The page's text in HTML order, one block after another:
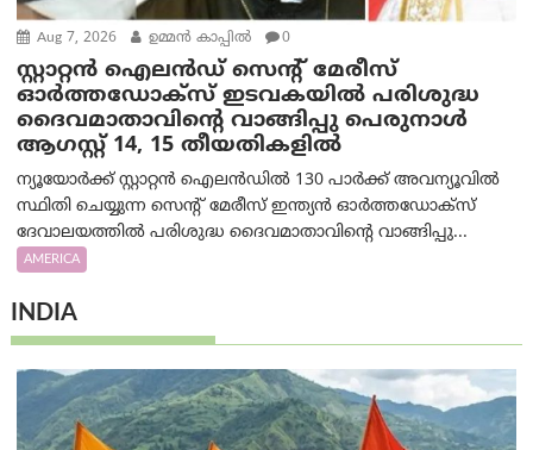
Aug 7, 2026 ഉമ്മന്‍ കാപ്പില്‍ 0
സ്റ്റാറ്റൻ ഐലൻഡ് സെന്റ് മേരീസ്
ഓർത്തഡോക്സ് ഇടവകയിൽ പരിശുദ്ധ
ദൈവമാതാവിന്റെ വാങ്ങിപ്പു പെരുനാൾ
ആഗസ്റ്റ് 14, 15 തീയതികളിൽ
ന്യൂയോർക്ക് സ്റ്റാറ്റൻ ഐലൻഡിൽ 130 പാർക്ക് അവന്യൂവിൽ
സ്ഥിതി ചെയ്യുന്ന സെന്റ് മേരീസ് ഇന്ത്യൻ ഓർത്തഡോക്സ്
ദേവാലയത്തിൽ പരിശുദ്ധ ദൈവമാതാവിന്റെ വാങ്ങിപ്പു...
AMERICA
INDIA